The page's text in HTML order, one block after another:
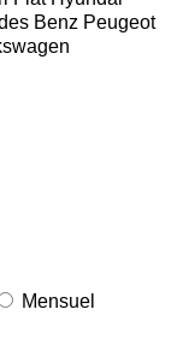
Benz Peugeot
Mensuel